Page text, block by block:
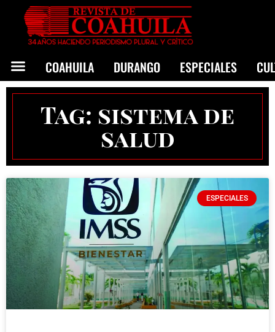
COAHUILA DURANGO ESPECIALES
Tag: sistema de
salud
ESPECIALES